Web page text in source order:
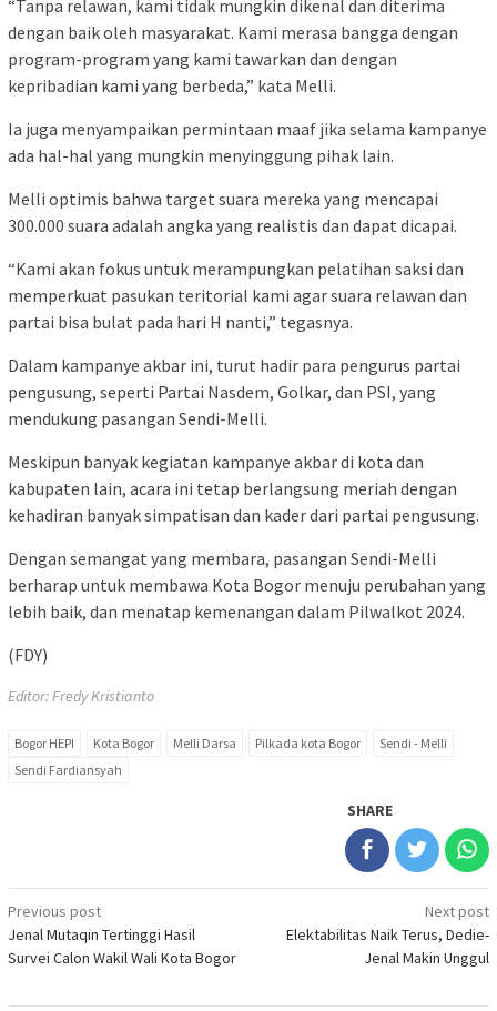
“Tanpa relawan, kami tidak mungkin dikenal dan diterima
dengan baik oleh masyarakat. Kami merasa bangga dengan
program-program yang kami tawarkan dan dengan
kepribadian kami yang berbeda,” kata Melli.
Ia juga menyampaikan permintaan maaf jika selama kampanye
ada hal-hal yang mungkin menyinggung pihak lain.
Melli optimis bahwa target suara mereka yang mencapai
300.000 suara adalah angka yang realistis dan dapat dicapai.
“Kami akan fokus untuk merampungkan pelatihan saksi dan
memperkuat pasukan teritorial kami agar suara relawan dan
partai bisa bulat pada hari H nanti,” tegasnya.
Dalam kampanye akbar ini, turut hadir para pengurus partai
pengusung, seperti Partai Nasdem, Golkar, dan PSI, yang
mendukung pasangan Sendi-Melli.
Meskipun banyak kegiatan kampanye akbar di kota dan
kabupaten lain, acara ini tetap berlangsung meriah dengan
kehadiran banyak simpatisan dan kader dari partai pengusung.
Dengan semangat yang membara, pasangan Sendi-Melli
berharap untuk membawa Kota Bogor menuju perubahan yang
lebih baik, dan menatap kemenangan dalam Pilwalkot 2024.
(FDY)
Editor: Fredy Kristianto
Bogor HEPI Kota Bogor Melli Darsa Pilkada kota Bogor
Sendi - Melli
Sendi Fardiansyah
SHARE
Post
navigation
Previous post
Jenal Mutaqin Tertinggi Hasil
Survei Calon Wakil Wali Kota Bogor
Next post
Elektabilitas Naik Terus, Dedie-
Jenal Makin Unggul